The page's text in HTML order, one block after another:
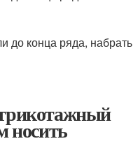
до конца ряда, набрать
носить